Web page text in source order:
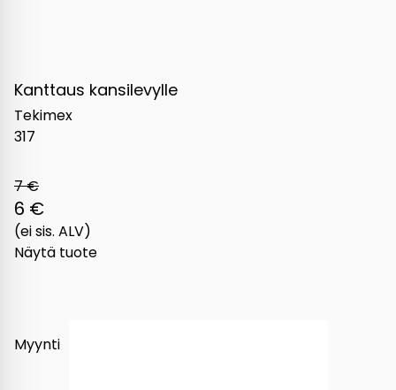
Kanttaus kansilevylle
Tekimex
317
7 €
6 €
(ei sis. ALV)
Näytä tuote
Myynti